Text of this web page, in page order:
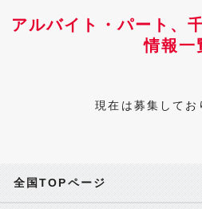
アルバイト・パート、
情報一
現在は募集してお
全国TOPページ